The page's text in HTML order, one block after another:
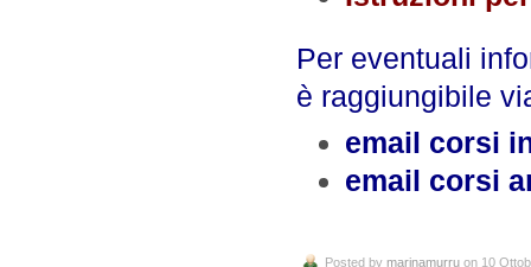
Per eventuali
è raggiungibile
email corsi
email corsi
Posted by marinamurru on 10